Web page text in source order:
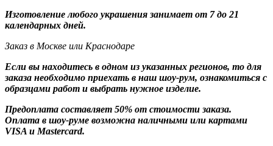
Изготовление любого украшения занимает от 7 до 21
календарных дней.
Заказ в Москве или Краснодаре
Если вы находитесь в одном из указанных регионов, то для
заказа необходимо приехать в наш шоу-рум, ознакомиться с
образцами работ и выбрать нужное изделие.
Предоплата составляет 50% от стоимости заказа.
Оплата в шоу-руме возможна наличными или картами
VISA и Mastercard.